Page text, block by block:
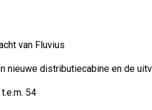
van Fluvius
nieuwe distributiecabine en de
54